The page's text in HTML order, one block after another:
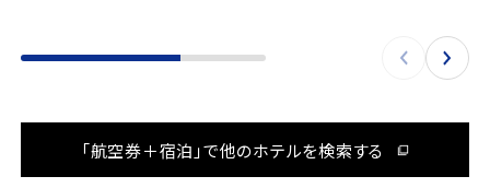
「航空券＋宿泊」で他のホテルを検索する